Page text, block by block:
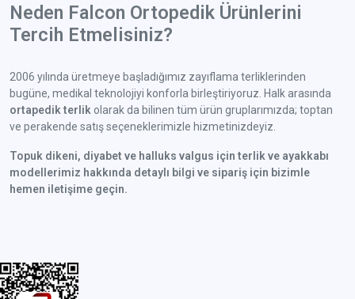
Neden Falcon Ortopedik Ürünlerini
Tercih Etmelisiniz?
2006 yılında üretmeye başladığımız zayıflama terliklerinden
bugüne, medikal teknolojiyi konforla birleştiriyoruz. Halk arasında
ortapedik terlik olarak da bilinen tüm ürün gruplarımızda; toptan
ve perakende satış seçeneklerimizle hizmetinizdeyiz.
Topuk dikeni, diyabet ve halluks valgus için terlik ve ayakkabı
modellerimiz hakkında detaylı bilgi ve sipariş için bizimle
hemen iletişime geçin.